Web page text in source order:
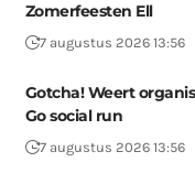
Zomerfeesten Ell
7 augustus 2026 13:56
Gotcha! Weert
Go social run
7 augustus 2026 13:56